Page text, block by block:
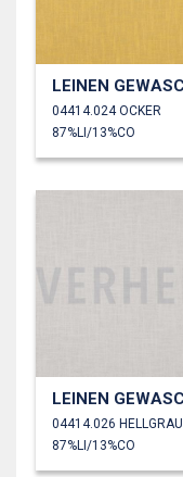
04414.024 OCKER
87%LI/13%CO
04414.026 HELLGRAU
87%LI/13%CO